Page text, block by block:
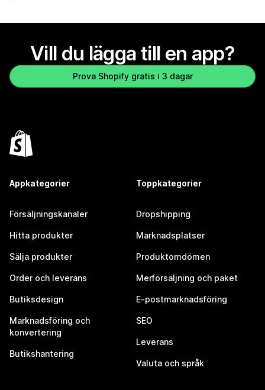
Vill du lägga till en app?
Prova Shopify gratis i 3 dagar
Appkategorier
Försäljningskanaler
Hitta produkter
Sälja produkter
Order och leverans
Butiksdesign
Marknadsföring och
konvertering
Butikshantering
Toppkategorier
Dropshipping
Marknadsplatser
Produktomdömen
Merförsäljning och paket
E-postmarknadsföring
SEO
Leverans
Valuta och språk